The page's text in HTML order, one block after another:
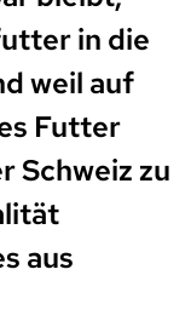
in die
weil auf
Futter
Schweiz zu
aus